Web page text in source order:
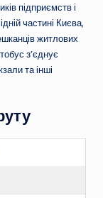
підприємств і
частині Києва,
житлових
з’єднує
та інші